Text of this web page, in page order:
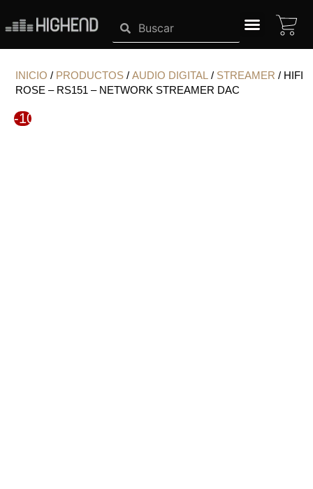
contenido
INICIO / PRODUCTOS / AUDIO DIGITAL / STREAMER / HIFI
ROSE – RS151 – NETWORK STREAMER DAC
-10%